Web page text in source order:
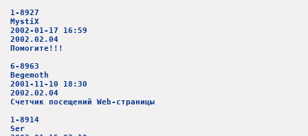
1-8927
MystiX
2002-01-17 16:59
2002.02.04
Помогите!!!
6-8963
Begemoth
2001-11-10 18:30
2002.02.04
Счетчик посещений Web-страницы
1-8914
Ser